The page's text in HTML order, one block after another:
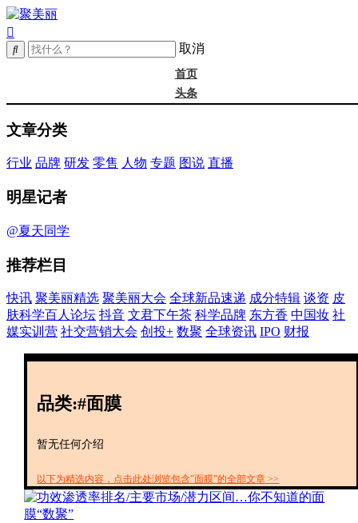
取消
首页
头条
成分
中国妆
实训营
创投+
文章分类
行业 品牌 研发 零售 人物 专题 图说 直播
明星记者
@夏天同学
推荐栏目
快讯 聚美丽精选 聚美丽大会 全球新品速递 成分特辑 谈资 皮
肤科学百人论坛 抖音 文君下午茶 科学品牌 东方香 中国妆 社
媒实训营 社交营销大会 创投+ 数聚 全球资讯 IPO 财报
品类:#面膜
暂无任何介绍
以下为精选内容，点击此处浏览包含"面膜"的全部文章 >>